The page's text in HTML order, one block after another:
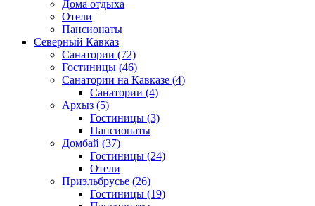
Дома отдыха
Отели
Пансионаты
Северный Кавказ
Санатории (72)
Гостиницы (46)
Санатории на Кавказе (4)
Санатории (4)
Архыз (5)
Гостиницы (3)
Пансионаты
Домбай (37)
Гостиницы (24)
Отели
Приэльбрусье (26)
Гостиницы (19)